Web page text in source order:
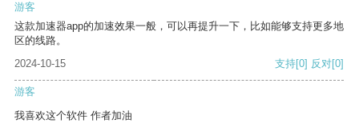
游客
这款加速器app的加速效果一般，可以再提升一下，比如能够支持更多地
区的线路。
2024-10-15
支持[0] 反对[0]
游客
我喜欢这个软件 作者加油